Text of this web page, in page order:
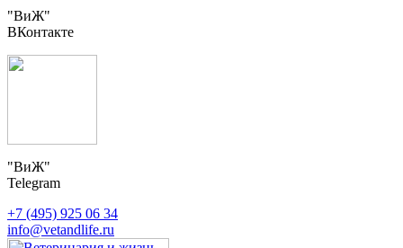
"ВиЖ"
ВКонтакте
"ВиЖ"
Telegram
+7 (495) 925 06 34
info@vetandlife.ru